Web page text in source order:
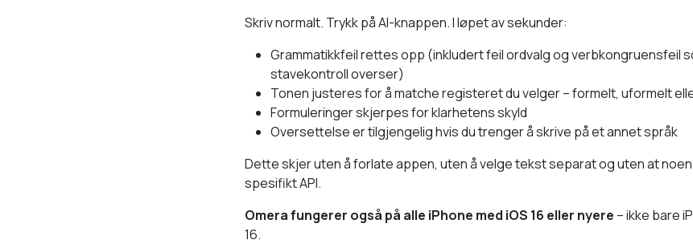
Skriv normalt. Trykk på AI-knappen. I løpet av sekunder:
Grammatikkfeil rettes opp (inkludert feil ordvalg og verbkongruensfeil
stavekontroll overser)
Tonen justeres for å matche registeret du velger – formelt, uformelt
Formuleringer skjerpes for klarhetens skyld
Oversettelse er tilgjengelig hvis du trenger å skrive på et annet språk
Dette skjer uten å forlate appen, uten å velge tekst separat og uten at
spesifikt API.
Omera fungerer også på alle iPhone med iOS 16 eller nyere – ikke bare
16.